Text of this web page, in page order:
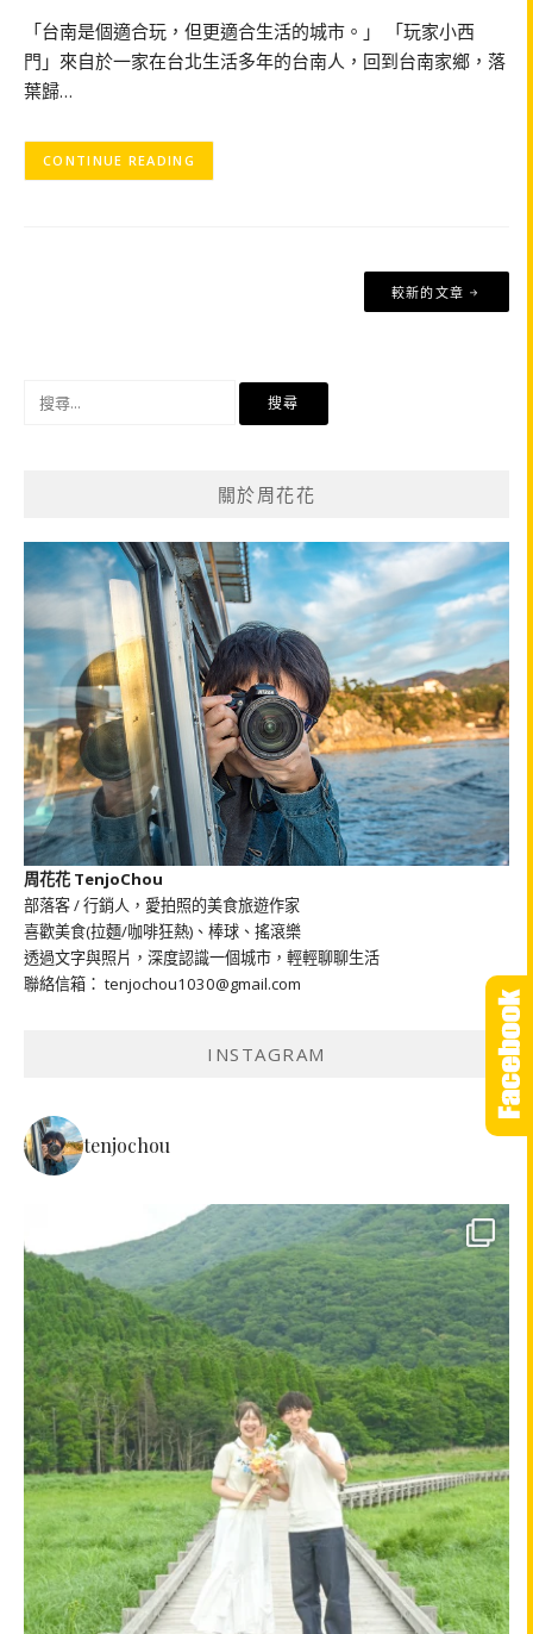
「台南是個適合玩，但更適合生活的城市。」 「玩家小西
門」來自於一家在台北生活多年的台南人，回到台南家鄉，落
葉歸…
CONTINUE READING
覽
較新的文章
關於周花花
周花花 TenjoChou
部落客 / 行銷人，愛拍照的美食旅遊作家
喜歡美食(拉麵/咖啡狂熱)、棒球、搖滾樂
透過文字與照片，深度認識一個城市，輕輕聊聊生活
聯絡信箱： tenjochou1030@gmail.com
INSTAGRAM
tenjochou